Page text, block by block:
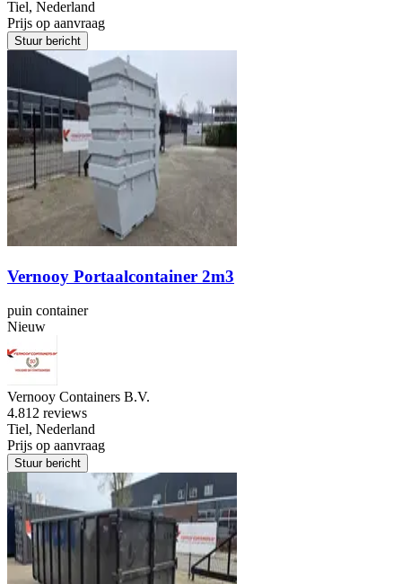
Tiel, Nederland
Prijs op aanvraag
Stuur bericht
Vernooy Portaalcontainer 2m3
puin container
Nieuw
Vernooy Containers B.V.
4.812 reviews
Tiel, Nederland
Prijs op aanvraag
Stuur bericht